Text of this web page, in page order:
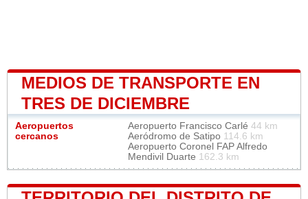
MEDIOS DE TRANSPORTE EN
TRES DE DICIEMBRE
Aeropuertos
cercanos
Aeropuerto Francisco Carlé 44 km
Aeródromo de Satipo 114.6 km
Aeropuerto Coronel FAP Alfredo
Mendivil Duarte 162.3 km